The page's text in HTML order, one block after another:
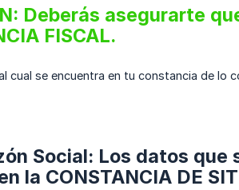
Deberás asegurarte
FISCAL.
cual se encuentra en tu constancia de lo
Social: Los datos
la CONSTANCIA DE